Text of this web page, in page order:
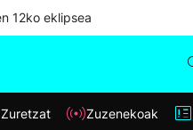
12ko eklipsea
Zuretzat Zuzenekoak